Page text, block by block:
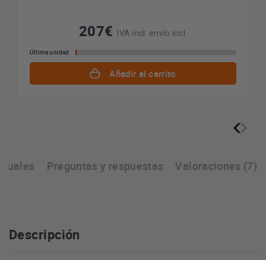
207€ IVA incl. envío incl.
Última unidad
Añadir al carrito
Preguntas y respuestas Valoraciones (7)
Descripción